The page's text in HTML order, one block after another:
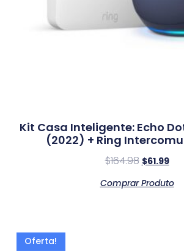
Kit Casa Inteligente: Echo
(2022) + Ring
$164.98 $61.99
Comprar Produto
Oferta!